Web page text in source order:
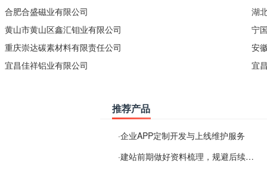
合肥合盛磁业有限公司
黄山市黄山区鑫汇钼业有限公司
重庆崇达碳素材料有限责任公司
宜昌佳祥铝业有限公司
湖
宁
安
宜
推荐产品
·企业APP定制开发与上线维护服务
·建站前期做好资料梳理，规避后续各类使用难题